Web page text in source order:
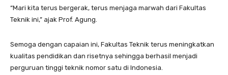
“Mari kita terus bergerak, terus menjaga marwah dari Fakultas
Teknik ini,” ajak Prof. Agung.
Semoga dengan capaian ini, Fakultas Teknik terus meningkatkan
kualitas pendidikan dan risetnya sehingga berhasil menjadi
perguruan tinggi teknik nomor satu di Indonesia.